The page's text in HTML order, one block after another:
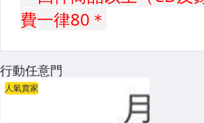
行動任意門
人氣賣家